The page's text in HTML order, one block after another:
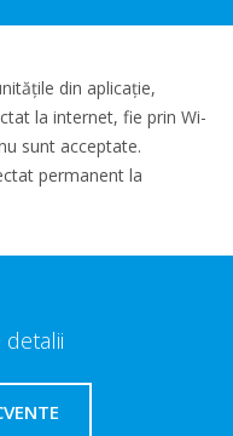
din aplicație,
la internet, fie prin Wi-
sunt acceptate.
permanent la